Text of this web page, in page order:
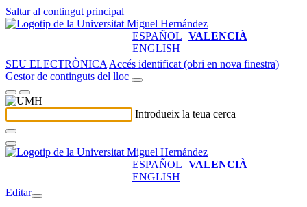
Saltar al contingut principal
ESPAÑOL VALENCIÀ
ENGLISH
SEU ELECTRÒNICA Accés identificat (obri en nova finestra)
Gestor de continguts del lloc
Introdueix la teua cerca
ESPAÑOL VALENCIÀ
ENGLISH
Editar